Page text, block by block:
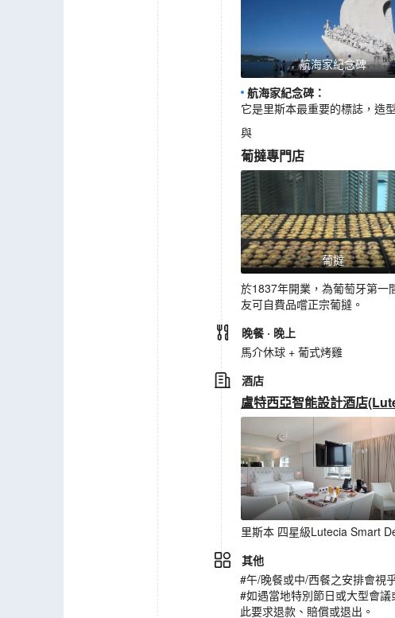
航海家紀念碑
航海家紀念碑 ：
它是里斯本最重要的標誌，造
與
葡撻專門店
葡撻
於1837年開業，為葡萄牙第一
友可自費品嚐正宗葡撻。
晚餐 · 晚上
馬介休球 + 葡式烤雞
酒店
盧特西亞智能設計酒店
里斯本 四星級Lutecia Smart
其他
#午/晚餐或中/西餐之安排會視
#如遇當地特別節日或大型會
此要求退款、賠償或退出。